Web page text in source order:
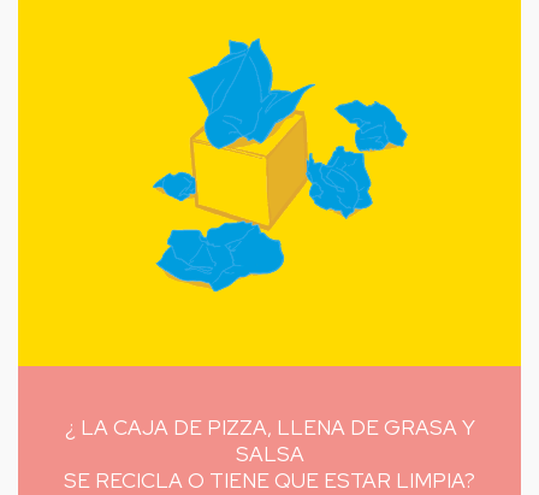
¿ LA CAJA DE PIZZA, LLENA DE GRASA Y
SALSA
SE RECICLA O TIENE QUE ESTAR LIMPIA?